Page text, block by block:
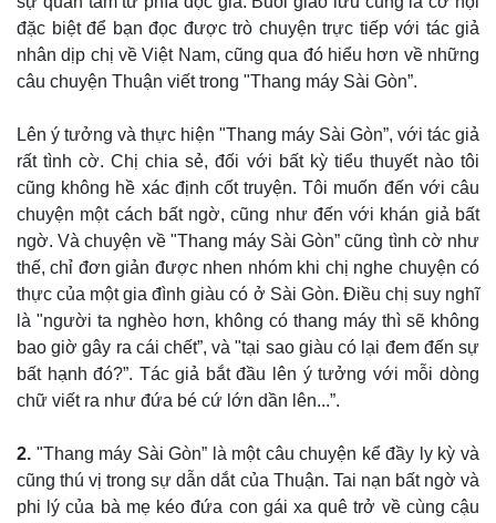
Tỷ giá
Chứng khoán
Giá cà phê
Vụ án
Tư vấn luật
Vũ khí
Việt Nam
Phân tích
đặc biệt để bạn đọc được trò chuyện trực tiếp với tác giả
nhân dịp chị về Việt Nam, cũng qua đó hiểu hơn về những
câu chuyện Thuận viết trong "Thang máy Sài Gòn”.
Lên ý tưởng và thực hiện "Thang máy Sài Gòn”, với tác giả
rất tình cờ. Chị chia sẻ, đối với bất kỳ tiểu thuyết nào tôi
cũng không hề xác định cốt truyện. Tôi muốn đến với câu
chuyện một cách bất ngờ, cũng như đến với khán giả bất
ngờ. Và chuyện về "Thang máy Sài Gòn” cũng tình cờ như
thế, chỉ đơn giản được nhen nhóm khi chị nghe chuyện có
thực của một gia đình giàu có ở Sài Gòn. Điều chị suy nghĩ
là "người ta nghèo hơn, không có thang máy thì sẽ không
bao giờ gây ra cái chết”, và "tại sao giàu có lại đem đến sự
bất hạnh đó?”. Tác giả bắt đầu lên ý tưởng với mỗi dòng
chữ viết ra như đứa bé cứ lớn dần lên...”.
2. "Thang máy Sài Gòn” là một câu chuyện kể đầy ly kỳ và
cũng thú vị trong sự dẫn dắt của Thuận. Tai nạn bất ngờ và
phi lý của bà mẹ kéo đứa con gái xa quê trở về cùng cậu